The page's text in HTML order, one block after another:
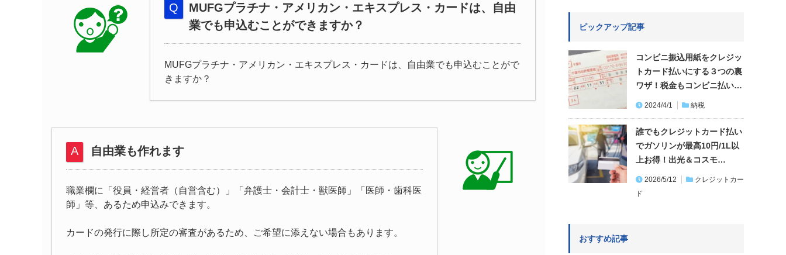
MUFGプラチナ・アメリカン・エキスプレス・カードは、自由
業でも申込むことができますか？
MUFGプラチナ・アメリカン・エキスプレス・カードは、自由業でも申込むことがで
きますか？
自由業も作れます
職業欄に「役員・経営者（自営含む）」「弁護士・会計士・獣医師」「医師・歯科医
師」等、あるため申込みできます。
カードの発行に際し所定の審査があるため、ご希望に添えない場合もあります。
ピックアップ記事
コンビニ振込用紙をクレジッ
トカード払いにする３つの裏
ワザ！税金もコンビニ払い…
2024/4/1 納税
誰でもクレジットカード払い
でガソリンが最高10円/1L以
上お得！出光＆コスモ…
2026/5/12
クレジットカー
ド
おすすめ記事